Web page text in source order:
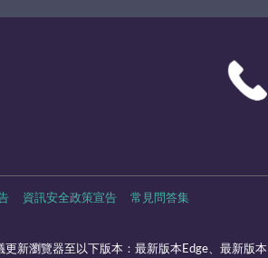
資訊安全政策宣告 常見問答集
新瀏覽器至以下版本：最新版本Edge、最新版本